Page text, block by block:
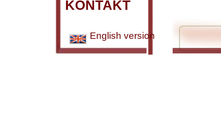
KONTAKT
English version